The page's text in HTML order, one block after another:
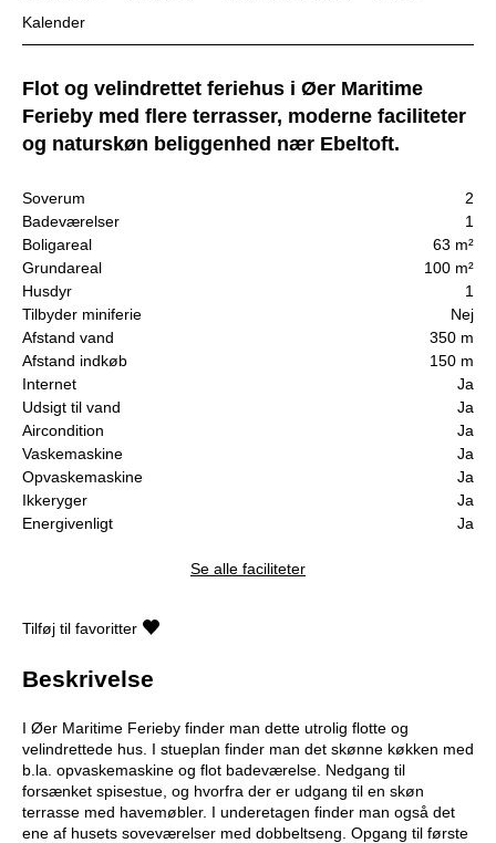
Kalender
Flot og velindrettet feriehus i Øer Maritime
Ferieby med flere terrasser, moderne faciliteter
og naturskøn beliggenhed nær Ebeltoft.
Soverum
2
Badeværelser
1
Boligareal
63 m²
Grundareal
100 m²
Husdyr
1
Tilbyder miniferie
Nej
Afstand vand
350 m
Afstand indkøb
150 m
Internet
Ja
Udsigt til vand
Ja
Aircondition
Ja
Vaskemaskine
Ja
Opvaskemaskine
Ja
Ikkeryger
Ja
Energivenligt
Ja
Se alle faciliteter
Tilføj til favoritter
Beskrivelse
I Øer Maritime Ferieby finder man dette utrolig flotte og
velindrettede hus. I stueplan finder man det skønne køkken med
b.la. opvaskemaskine og flot badeværelse. Nedgang til
forsænket spisestue, og hvorfra der er udgang til en skøn
terrasse med havemøbler. I underetagen finder man også det
ene af husets soveværelser med dobbeltseng. Opgang til første